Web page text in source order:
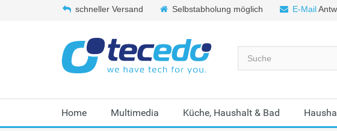
schneller Versand Selbstabholung möglich E-Mail
Home Multimedia Küche, Haushalt & Bad